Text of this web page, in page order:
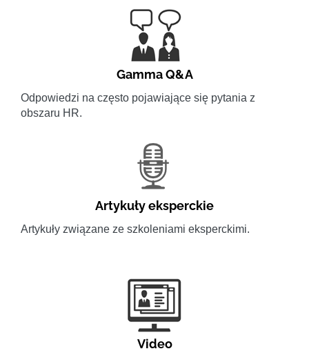
Gamma Q&A
Odpowiedzi na często pojawiające się pytania z
obszaru HR.
Artykuły eksperckie
Artykuły związane ze szkoleniami eksperckimi.
Video